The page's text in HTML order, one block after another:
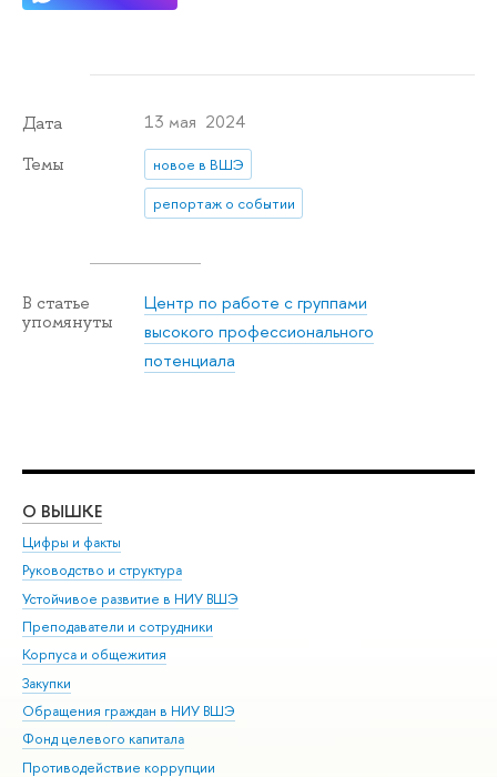
Дата 13 мая 2024
Темы
новое в ВШЭ
репортаж о событии
В статье
упомянуты
Центр по работе с группами
высокого профессионального
потенциала
О ВЫШКЕ
Цифры и факты
Руководство и структура
Устойчивое развитие в НИУ ВШЭ
Преподаватели и сотрудники
Корпуса и общежития
Закупки
Обращения граждан в НИУ ВШЭ
Фонд целевого капитала
Противодействие коррупции